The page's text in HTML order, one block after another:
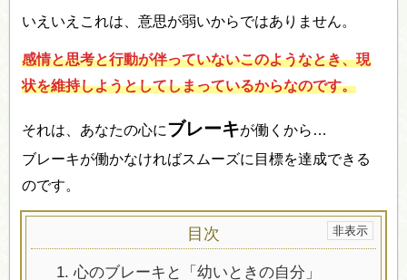
いえいえこれは、意思が弱いからではありません。
感情と思考と行動が伴っていないこのようなとき、現
状を維持しようとしてしまっているからなのです。
それは、あなたの心にブレーキが働くから…
ブレーキが働かなければスムーズに目標を達成できる
のです。
目次
1. 心のブレーキと「幼いときの自分」